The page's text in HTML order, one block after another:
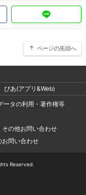
ページの先頭へ
ぴあ(アプリ&Web)
ータの利用・著作権等
の他お問い合わせ
問い合わせ
Reserved.